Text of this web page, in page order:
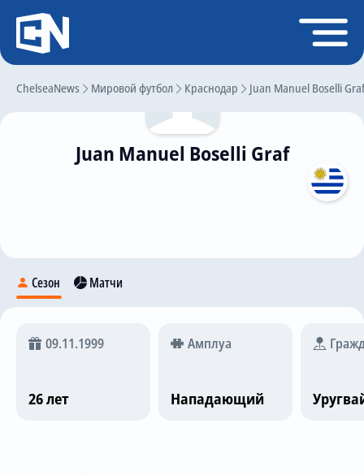
ChelseaNews Мировой футбол Краснодар Juan Manuel Boselli Graf
Juan Manuel Boselli Graf
Сезон Матчи
09.11.1999
26 лет
Амплуа
Нападающий
Регистрация
Главная
Статистика
Календарь игр
Трансляции